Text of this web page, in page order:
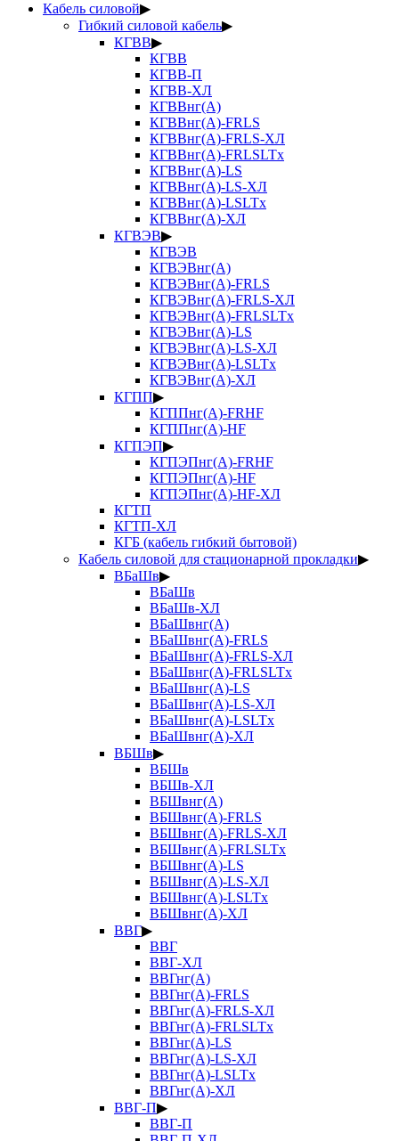
Кабель силовой▶
Гибкий силовой кабель▶
КГВВ▶
КГВВ
КГВВ-П
КГВВ-ХЛ
КГВВнг(А)
КГВВнг(А)-FRLS
КГВВнг(А)-FRLS-ХЛ
КГВВнг(А)-FRLSLTx
КГВВнг(А)-LS
КГВВнг(А)-LS-ХЛ
КГВВнг(А)-LSLTx
КГВВнг(А)-ХЛ
КГВЭВ▶
КГВЭВ
КГВЭВнг(А)
КГВЭВнг(А)-FRLS
КГВЭВнг(А)-FRLS-ХЛ
КГВЭВнг(А)-FRLSLTx
КГВЭВнг(А)-LS
КГВЭВнг(А)-LS-ХЛ
КГВЭВнг(А)-LSLTx
КГВЭВнг(А)-ХЛ
КГПП▶
КГППнг(А)-FRHF
КГППнг(А)-HF
КГПЭП▶
КГПЭПнг(А)-FRHF
КГПЭПнг(А)-HF
КГПЭПнг(А)-HF-ХЛ
КГТП
КГТП-ХЛ
КГБ (кабель гибкий бытовой)
Кабель силовой для стационарной прокладки▶
ВБаШв▶
ВБаШв
ВБаШв-ХЛ
ВБаШвнг(А)
ВБаШвнг(А)-FRLS
ВБаШвнг(А)-FRLS-ХЛ
ВБаШвнг(А)-FRLSLTx
ВБаШвнг(А)-LS
ВБаШвнг(А)-LS-ХЛ
ВБаШвнг(А)-LSLTx
ВБаШвнг(А)-ХЛ
ВБШв▶
ВБШв
ВБШв-ХЛ
ВБШвнг(А)
ВБШвнг(А)-FRLS
ВБШвнг(А)-FRLS-ХЛ
ВБШвнг(А)-FRLSLTx
ВБШвнг(А)-LS
ВБШвнг(А)-LS-ХЛ
ВБШвнг(А)-LSLTx
ВБШвнг(А)-ХЛ
ВВГ▶
ВВГ
ВВГ-ХЛ
ВВГнг(А)
ВВГнг(А)-FRLS
ВВГнг(А)-FRLS-ХЛ
ВВГнг(А)-FRLSLTx
ВВГнг(А)-LS
ВВГнг(А)-LS-ХЛ
ВВГнг(А)-LSLTx
ВВГнг(А)-ХЛ
ВВГ-П▶
ВВГ-П